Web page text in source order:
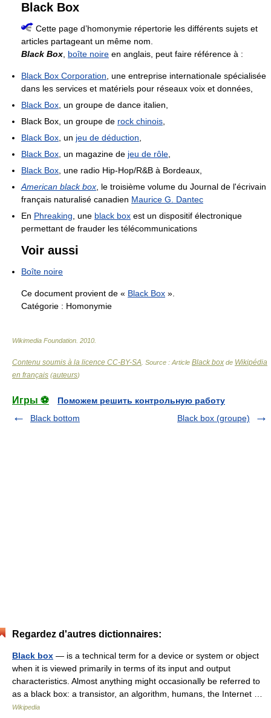
Black Box
Cette page d’homonymie répertorie les différents sujets et
articles partageant un même nom.
Black Box boîte noire en anglais, peut faire référence à :
Black Box Corporation , une entreprise internationale spécialisée
dans les services et matériels pour réseaux voix et données,
Black Box , un groupe de dance italien,
Black Box, un groupe de rock chinois
Black Box , un jeu de déduction
Black Box , un magazine de jeu de rôle
Black Box , une radio Hip-Hop/R&B à Bordeaux,
American black box , le troisième volume du Journal de l'écrivain
français naturalisé canadien Maurice G. Dantec
En Phreaking , une black box est un dispositif électronique
permettant de frauder les télécommunications
Voir aussi
Boîte noire
Ce document provient de « Black Box ».
Catégorie : Homonymie
Wikimedia Foundation 2010
Contenu soumis à la licence CC-BY-SA . Source : Article Black box de Wikipédia
en français (auteurs)
Игры ⚽
Поможем решить контрольную работу
Black bottom
Black box (groupe)
Regardez d'autres dictionnaires:
Black box — is a technical term for a device or system or object
when it is viewed primarily in terms of its input and output
characteristics. Almost anything might occasionally be referred to
as a black box: a transistor, an algorithm, humans, the Internet …
Wikipedia